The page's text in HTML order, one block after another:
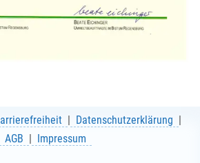
Datenschutzerklärung
AGB
Impressum